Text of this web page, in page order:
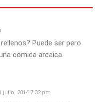
Puede ser pero
comida arcaica.
julio, 2014 7:32 pm